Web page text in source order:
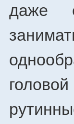
даже